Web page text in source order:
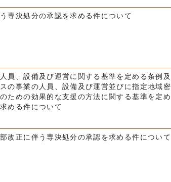
専決処分の承認を求める件について
員、設備及び運営に関する基準を定める条例及
の事業の人員、設備及び運営並びに指定地域密
ための効果的な支援の方法に関する基準を定め
める件について
改正に伴う専決処分の承認を求める件について